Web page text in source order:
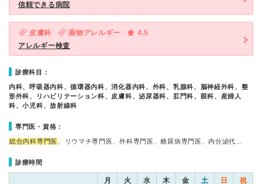
信頼できる病院
皮膚科 薬物アレルギー
4.5
アレルギー検査
診療科目：
内科、呼吸器内科、循環器内科、消化器内科、外科、乳腺科、脳神経外科、整
形外科、リハビリテーション科、皮膚科、泌尿器科、肛門科、眼科、産婦人
科、小児科、放射線科
専門医・資格：
総合内科専門医 、リウマチ専門医、外科専門医、糖尿病専門医、内分泌代…
診療時間
月 火 水 木 金 土 日 祝